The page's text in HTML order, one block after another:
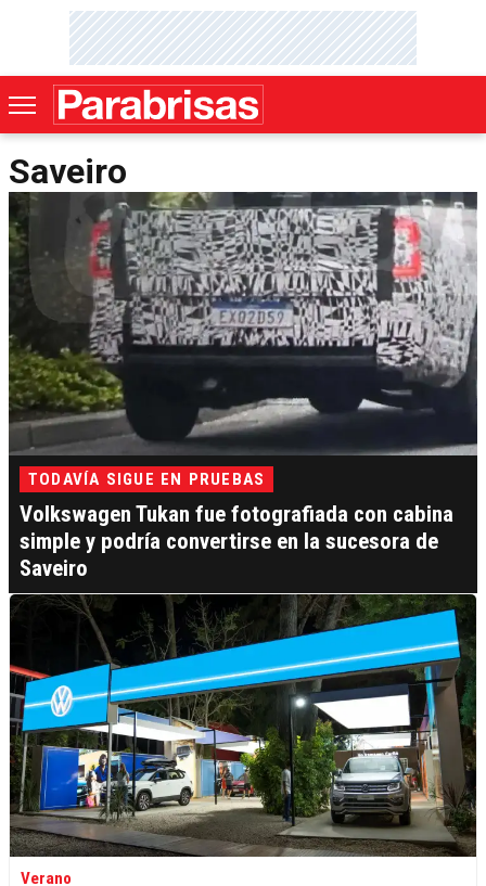
Saveiro
TODAVÍA SIGUE EN PRUEBAS
Volkswagen Tukan fue fotografiada con cabina
simple y podría convertirse en la sucesora de
Saveiro
Verano